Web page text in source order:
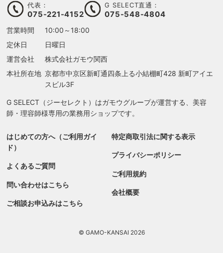
代表：
075-221-4152
G SELECT直通：
075-548-4804
営業時間
10:00～18:00
定休日
日曜日
運営会社
株式会社ガモウ関西
本社所在地 京都市中京区新町通四条上る小結棚町428 新町アイエ
スビル3F
G SELECT（ジーセレクト）はガモウグループが運営する、美容
師・理容師様専用の業務用ショップです。
はじめての方へ（ご利用ガイ
ド）
よくあるご質問
問い合わせはこちら
ご相談お申込みはこちら
特定商取引法に関する表示
プライバシーポリシー
ご利用規約
会社概要
© GAMO-KANSAI 2026